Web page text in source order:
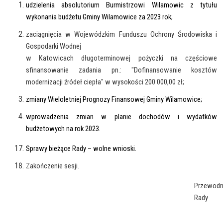
udzielenia absolutorium Burmistrzowi Wilamowic z tytułu
wykonania budżetu Gminy Wilamowice za 2023 rok;
zaciągnięcia w Wojewódzkim Funduszu Ochrony Środowiska i
Gospodarki Wodnej
w Katowicach długoterminowej pożyczki na częściowe
sfinansowanie zadania pn.: "Dofinansowanie kosztów
modernizacji źródeł ciepła" w wysokości 200 000,00 zł;
zmiany Wieloletniej Prognozy Finansowej Gminy Wilamowice;
wprowadzenia zmian w planie dochodów i wydatków
budżetowych na rok 2023.
Sprawy bieżące Rady – wolne wnioski.
Zakończenie sesji.
Rady